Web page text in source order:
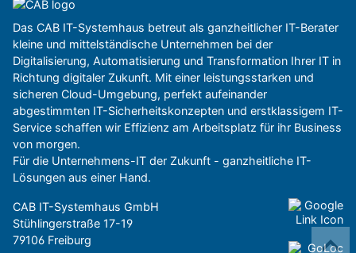
Das CAB IT-Systemhaus betreut als ganzheitlicher IT-Berater
kleine und mittelständische Unternehmen bei der
Digitalisierung, Automatisierung und Transformation Ihrer IT in
Richtung digitaler Zukunft. Mit einer leistungsstarken und
sicheren Cloud-Umgebung, perfekt aufeinander
abgestimmten IT-Sicherheitskonzepten und erstklassigem IT-
Service schaffen wir Effizienz am Arbeitsplatz für ihr Business
von morgen.
Für die Unternehmens-IT der Zukunft - ganzheitliche IT-
Lösungen aus einer Hand.
CAB IT-Systemhaus GmbH
Stühlingerstraße 17-19
79106 Freiburg